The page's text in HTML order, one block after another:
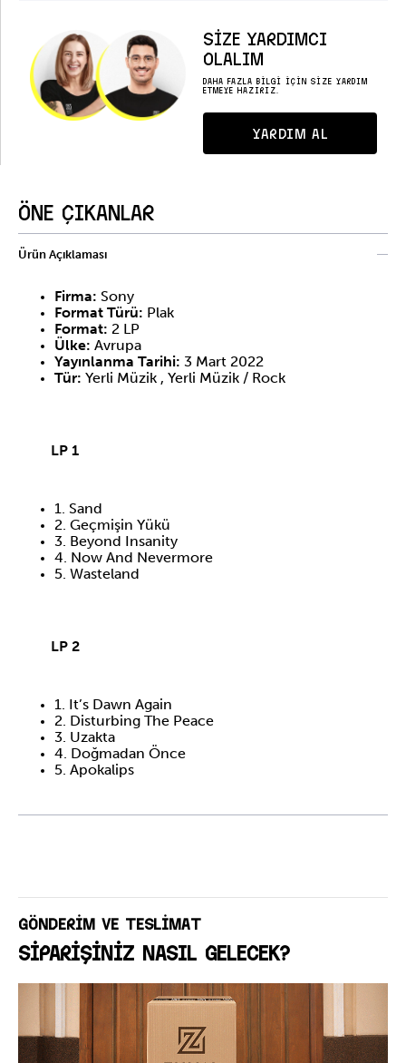
SİZE YARDIMCI
OLALIM
DAHA FAZLA BİLGİ İÇİN SİZE YARDIM
ETMEYE HAZIRIZ.
YARDIM AL
ÖNE ÇIKANLAR
Ürün Açıklaması
Firma: Sony
Format Türü: Plak
Format: 2 LP
Ülke: Avrupa
Yayınlanma Tarihi: 3 Mart 2022
Tür: Yerli Müzik , Yerli Müzik / Rock
LP 1
1. Sand
2. Geçmişin Yükü
3. Beyond Insanity
4. Now And Nevermore
5. Wasteland
LP 2
1. It’s Dawn Again
2. Disturbing The Peace
3. Uzakta
4. Doğmadan Önce
5. Apokalips
GÖNDERİM VE TESLİMAT
SİPARİŞİNİZ NASIL GELECEK?